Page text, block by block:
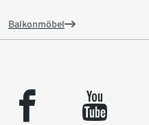
Balkonmöbel
facebook youtube